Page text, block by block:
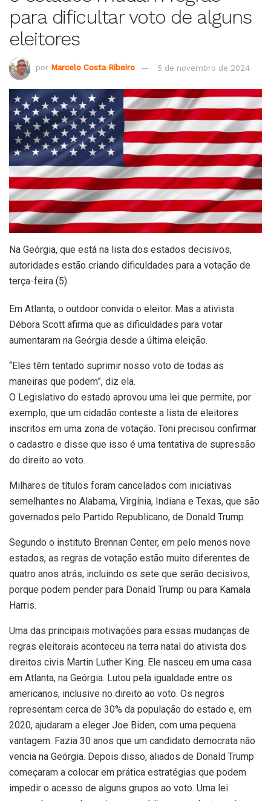
para dificultar voto de alguns
eleitores
por Marcelo Costa Ribeiro 5 de novembro de 2024
Na Geórgia, que está na lista dos estados decisivos,
autoridades estão criando dificuldades para a votação de
terça-feira (5).
Em Atlanta, o outdoor convida o eleitor. Mas a ativista
Débora Scott afirma que as dificuldades para votar
aumentaram na Geórgia desde a última eleição.
“Eles têm tentado suprimir nosso voto de todas as
maneiras que podem”, diz ela.
O Legislativo do estado aprovou uma lei que permite, por
exemplo, que um cidadão conteste a lista de eleitores
inscritos em uma zona de votação. Toni precisou confirmar
o cadastro e disse que isso é uma tentativa de supressão
do direito ao voto.
Milhares de títulos foram cancelados com iniciativas
semelhantes no Alabama, Virgínia, Indiana e Texas, que são
governados pelo Partido Republicano, de Donald Trump.
Segundo o instituto Brennan Center, em pelo menos nove
estados, as regras de votação estão muito diferentes de
quatro anos atrás, incluindo os sete que serão decisivos,
porque podem pender para Donald Trump ou para Kamala
Harris.
Uma das principais motivações para essas mudanças de
regras eleitorais aconteceu na terra natal do ativista dos
direitos civis Martin Luther King. Ele nasceu em uma casa
em Atlanta, na Geórgia. Lutou pela igualdade entre os
americanos, inclusive no direito ao voto. Os negros
representam cerca de 30% da população do estado e, em
2020, ajudaram a eleger Joe Biden, com uma pequena
vantagem. Fazia 30 anos que um candidato democrata não
vencia na Geórgia. Depois disso, aliados de Donald Trump
começaram a colocar em prática estratégias que podem
impedir o acesso de alguns grupos ao voto. Uma lei